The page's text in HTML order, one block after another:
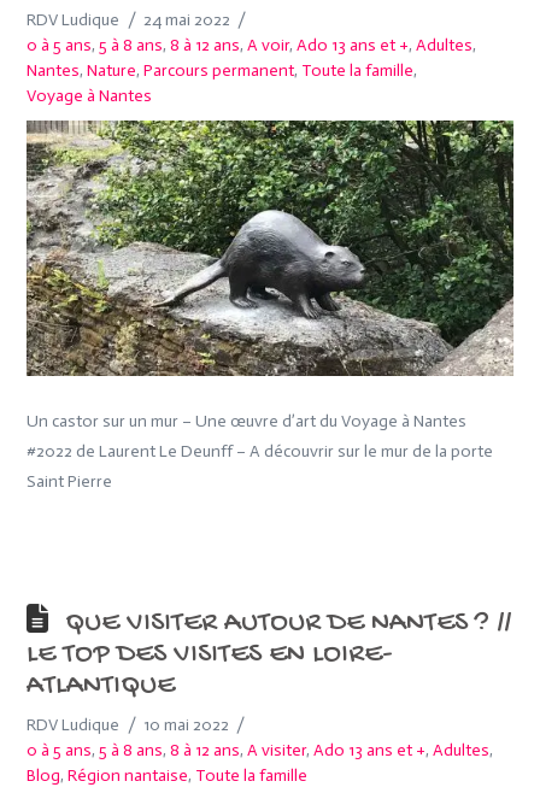
RDV Ludique
24 mai 2022
0 à 5 ans,5 à 8 ans,8 à 12 ans,A voir,Ado 13 ans et +,Adultes,
Nantes,Nature,Parcours permanent, Toute la famille,
Voyage à Nantes
Un castor sur un mur – Une œuvre d’art du Voyage à Nantes
#2022 de Laurent Le Deunff – A découvrir sur le mur de la porte
Saint Pierre
QUE VISITER AUTOUR DE NANTES ? //
LE TOP DES VISITES EN LOIRE-
ATLANTIQUE
RDV Ludique
10 mai 2022
0 à 5 ans,5 à 8 ans,8 à 12 ans,A visiter,Ado 13 ans et +,Adultes,
Blog,Région nantaise, Toute la famille